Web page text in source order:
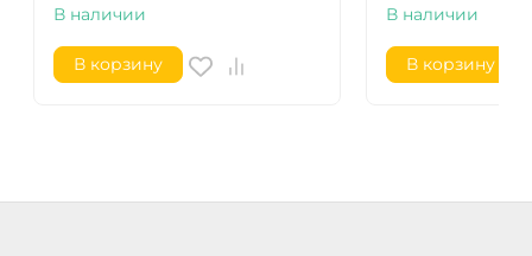
В наличии
В корзину
В наличии
В корзину